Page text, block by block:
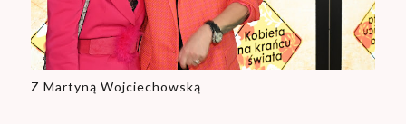
Z Martyną Wojciechowską